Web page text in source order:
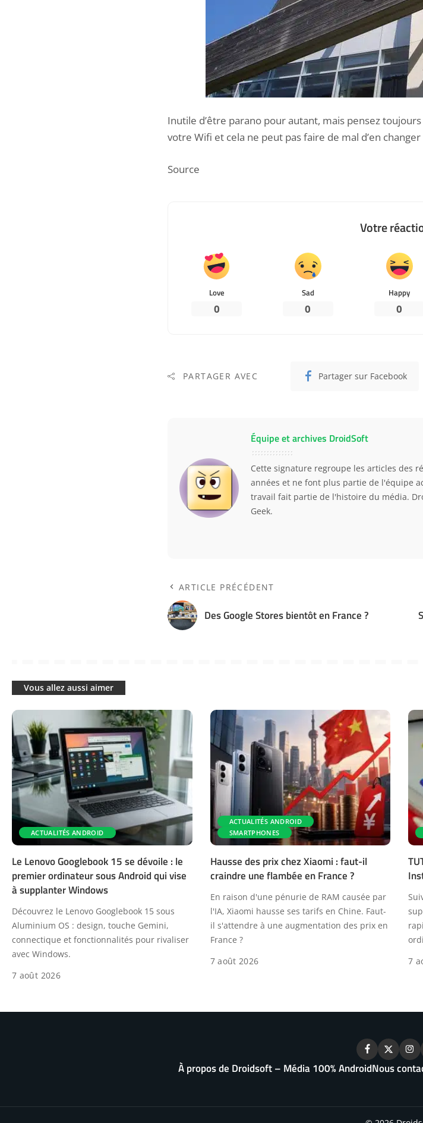
Inutile d’être parano pour autant, mais pensez
votre Wifi et cela ne peut pas faire de mal d’en
Source
Votre
Love
0
Sad
0
Happy
0
PARTAGER AVEC Partager sur Facebook
Équipe et archives DroidSoft
Cette signature regroupe les articles des
années et ne font plus partie de l'équipe
travail fait partie de l'histoire du média.
Geek.
ARTICLE PRÉCÉDENT
Des Google Stores bientôt en France ?
Vous allez aussi aimer
ACTUALITÉS ANDROID
Le Lenovo Googlebook 15 se dévoile : le
premier ordinateur sous Android qui vise
à supplanter Windows
Découvrez le Lenovo Googlebook 15 sous
Aluminium OS : design, touche Gemini,
connectique et fonctionnalités pour rivaliser
avec Windows.
7 août 2026
ACTUALITÉS ANDROID
SMARTPHONES
Hausse des prix chez Xiaomi : faut-il
craindre une flambée en France ?
En raison d'une pénurie de RAM causée par
l'IA, Xiaomi hausse ses tarifs en Chine. Faut-
il s'attendre à une augmentation des prix en
France ?
7 août 2026
7
À propos de Droidsoft – Média 100% AndroidNous